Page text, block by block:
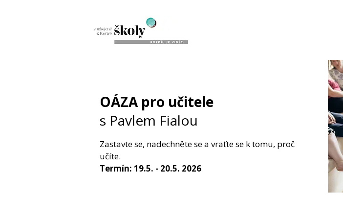
OÁZA pro učitele
s Pavlem Fialou
Zastavte se, nadechněte se a vraťte se k tomu, proč
učíte.
Termín: 19.5. - 20.5. 2026